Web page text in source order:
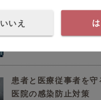
片頭痛診療を深める
患者と医療従事者を
医院の感染防止対策
いいえ